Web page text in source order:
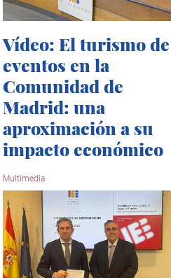
Vídeo: El turismo de
eventos en la
Comunidad de
Madrid: una
aproximación a su
impacto económico
Multimedia